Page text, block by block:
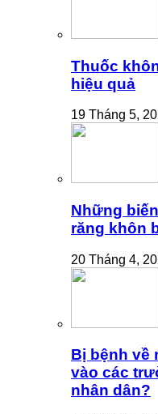
Thuốc
hiệu quả
19 Tháng 5,
Những
răng khôn
20 Tháng 4,
Bị bệnh về
vào các
nhân dân?